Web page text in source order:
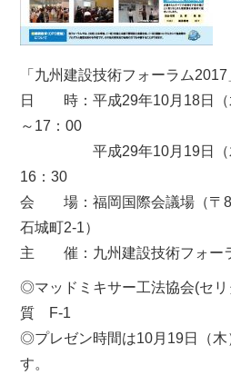
「九州建設技術フォーラム2017
日 時：平成29年10月18日（
～17：00
平成29年10月19日（木
16：30
会 場：福岡国際会議場（〒
石城町2-1）
主 催：九州建設技術フォー
◎マッドミキサー工法協会(セリ
質 F-1
◎プレゼン時間は10月19日（
す。